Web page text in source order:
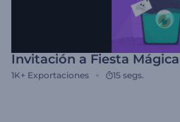
Invitación a Fiesta
1K+ Exportaciones 15 segs.